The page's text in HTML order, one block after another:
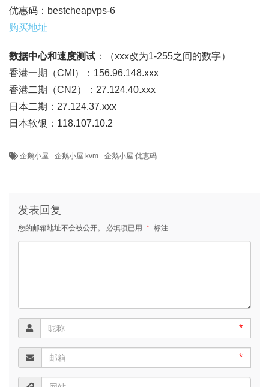
优惠码：bestcheapvps-6
购买地址
数据中心和速度测试 ：（xxx改为1-255之间的数字）
香港一期（CMI）：156.96.148.xxx
香港二期（CN2）：27.124.40.xxx
日本二期：27.124.37.xxx
日本软银：118.107.10.2
企鹅小屋 企鹅小屋 kvm 企鹅小屋 优惠码
发表回复
您的邮箱地址不会被公开。 必填项已用 * 标注
*
*